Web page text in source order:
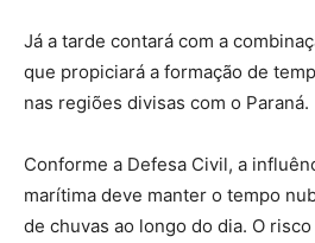
Já a tarde contará com a
que propiciará a formação de
nas regiões divisas com o Paraná.
Conforme a Defesa Civil, a
marítima deve manter o tempo
de chuvas ao longo do dia. O